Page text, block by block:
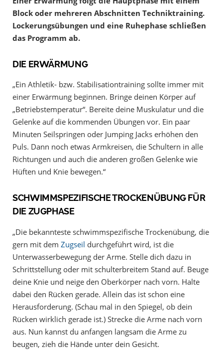
Block oder mehreren Abschnitten Techniktraining.
Lockerungsübungen und eine Ruhephase schließen
das Programm ab.
DIE ERWÄRMUNG
„Ein Athletik- bzw. Stabilisationtraining sollte immer mit
einer Erwärmung beginnen. Bringe deinen Körper auf
„Betriebstemperatur“. Bereite deine Muskulatur und die
Gelenke auf die kommenden Übungen vor. Ein paar
Minuten Seilspringen oder Jumping Jacks erhöhen den
Puls. Dann noch etwas Armkreisen, die Schultern in alle
Richtungen und auch die anderen großen Gelenke wie
Hüften und Knie bewegen.“
SCHWIMMSPEZIFISCHE TROCKENÜBUNG FÜR
DIE ZUGPHASE
„Die bekannteste schwimmspezifische Trockenübung, die
gern mit dem Zugseil durchgeführt wird, ist die
Unterwasserbewegung der Arme. Stelle dich dazu in
Schrittstellung oder mit schulterbreitem Stand auf. Beuge
deine Knie und neige den Oberkörper nach vorn. Halte
dabei den Rücken gerade. Allein das ist schon eine
Herausforderung. (Schau mal in den Spiegel, ob dein
Rücken wirklich gerade ist.) Strecke die Arme nach vorn
aus. Nun kannst du anfangen langsam die Arme zu
beugen, zieh die Hände unter dein Gesicht.